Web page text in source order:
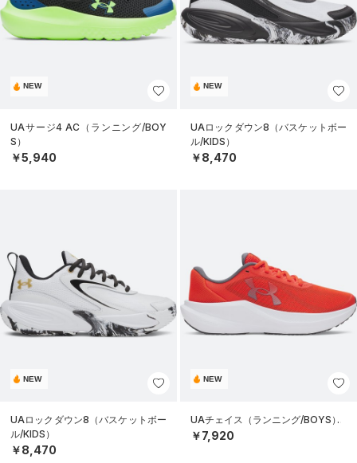
NEW
UAサージ4 AC（ランニング/BOY
S）
￥5,940
NEW
UAロックダウン8（バスケットボー
ル/KIDS）
￥8,470
NEW
UAロックダウン8（バスケットボー
ル/KIDS）
￥8,470
NEW
UAチェイス（ランニング/BOYS）
￥7,920